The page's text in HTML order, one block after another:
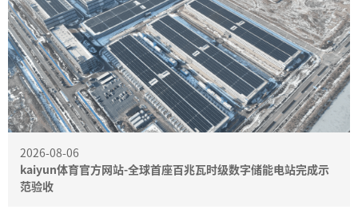
2026-08-06
kaiyun体育官方网站-全球首座百兆瓦时级数字储能电站完成示
范验收